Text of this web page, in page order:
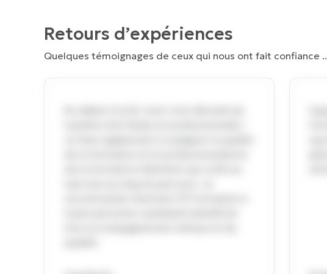
Retours d’expériences
Quelques témoignages de ceux qui nous ont fait confiance ..